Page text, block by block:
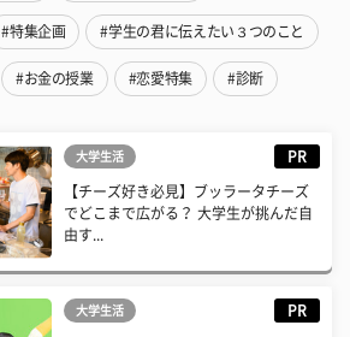
#特集企画 #学生の君に伝えたい３つのこと
#お金の授業 #恋愛特集 #診断
大学生活 PR
【チーズ好き必見】ブッラータチーズ
でどこまで広がる？ 大学生が挑んだ自
由す...
大学生活 PR